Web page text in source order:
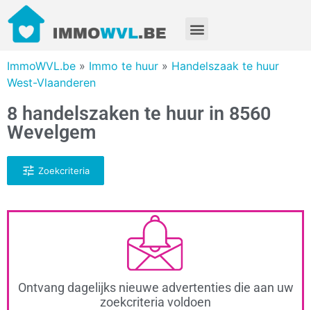
ImmoWVL.be » Immo te huur » Handelszaak te huur
West-Vlaanderen
8 handelszaken te huur in 8560
Wevelgem
Zoekcriteria
Ontvang dagelijks nieuwe advertenties die aan uw
zoekcriteria voldoen